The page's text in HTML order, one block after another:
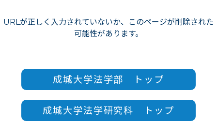
URLが正しく入力されていないか、このページが削除された
可能性があります。
成城大学法学部 トップ
成城大学法学研究科 トップ